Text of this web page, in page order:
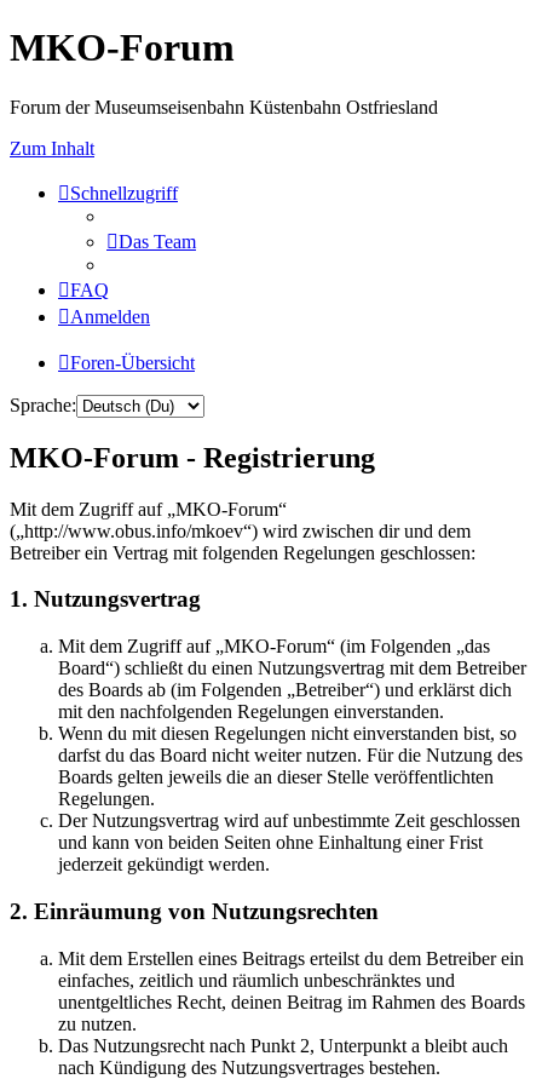
MKO-Forum
Forum der Museumseisenbahn Küstenbahn Ostfriesland
Zum Inhalt
Schnellzugriff
Das Team
FAQ
Anmelden
Foren-Übersicht
Sprache:
MKO-Forum - Registrierung
Mit dem Zugriff auf „MKO-Forum“
(„http://www.obus.info/mkoev“) wird zwischen dir und dem
Betreiber ein Vertrag mit folgenden Regelungen geschlossen:
1. Nutzungsvertrag
Mit dem Zugriff auf „MKO-Forum“ (im Folgenden „das
Board“) schließt du einen Nutzungsvertrag mit dem Betreiber
des Boards ab (im Folgenden „Betreiber“) und erklärst dich
mit den nachfolgenden Regelungen einverstanden.
Wenn du mit diesen Regelungen nicht einverstanden bist, so
darfst du das Board nicht weiter nutzen. Für die Nutzung des
Boards gelten jeweils die an dieser Stelle veröffentlichten
Regelungen.
Der Nutzungsvertrag wird auf unbestimmte Zeit geschlossen
und kann von beiden Seiten ohne Einhaltung einer Frist
jederzeit gekündigt werden.
2. Einräumung von Nutzungsrechten
Mit dem Erstellen eines Beitrags erteilst du dem Betreiber ein
einfaches, zeitlich und räumlich unbeschränktes und
unentgeltliches Recht, deinen Beitrag im Rahmen des Boards
zu nutzen.
Das Nutzungsrecht nach Punkt 2, Unterpunkt a bleibt auch
nach Kündigung des Nutzungsvertrages bestehen.